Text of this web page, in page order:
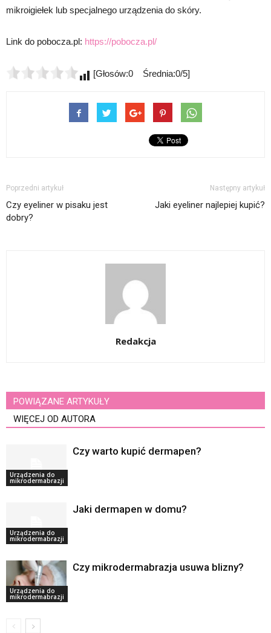
mikroigiełek lub specjalnego urządzenia do skóry.
Link do pobocza.pl: https://pobocza.pl/
[Głosów:0 Średnia:0/5]
Poprzedni artykuł
Czy eyeliner w pisaku jest
dobry?
Następny artykuł
Jaki eyeliner najlepiej kupić?
Redakcja
POWIĄZANE ARTYKUŁY
WIĘCEJ OD AUTORA
Urządzenia do
mikrodermabrazji
Czy warto kupić dermapen?
Urządzenia do
mikrodermabrazji
Jaki dermapen w domu?
Urządzenia do
mikrodermabrazji
Czy mikrodermabrazja usuwa blizny?